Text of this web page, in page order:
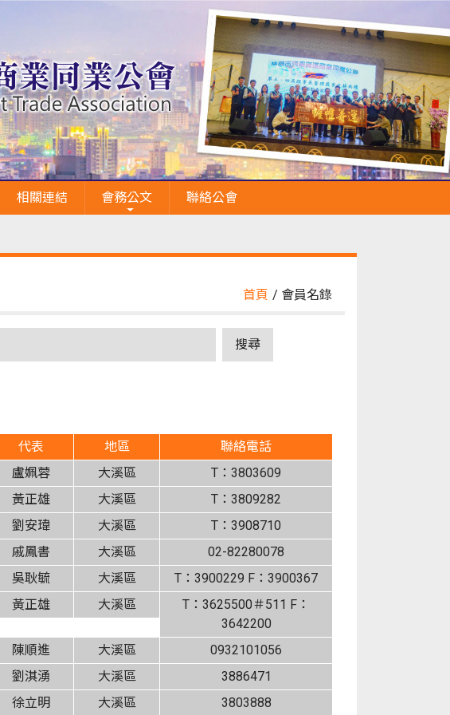
相關連結 會務公文 聯絡公會
首頁 / 會員名錄
代表
盧姵蓉
地區
大溪區
聯絡電話
T：3803609
黃正雄 大溪區
T：3809282
劉安瑋 大溪區
T：3908710
戚鳳書 大溪區
02-82280078
吳耿毓 大溪區
T：3900229 F：3900367
黃正雄 大溪區
T：3625500＃511 F：
3642200
陳順進 大溪區
0932101056
劉淇湧 大溪區
3886471
徐立明 大溪區 3803888